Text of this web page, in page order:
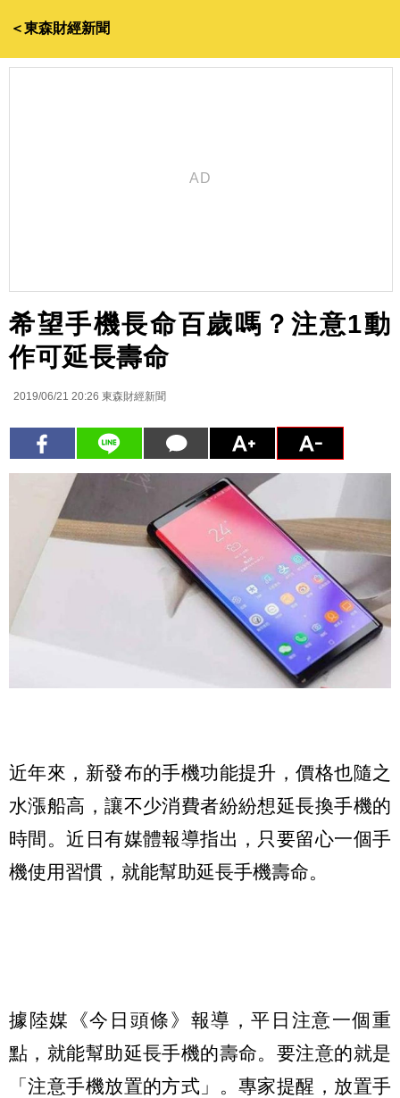
＜東森財經新聞
希望手機長命百歲嗎？注意1動
作可延長壽命
2019/06/21 20:26 東森財經新聞
近年來，新發布的手機功能提升，價格也隨之
水漲船高，讓不少消費者紛紛想延長換手機的
時間。近日有媒體報導指出，只要留心一個手
機使用習慣，就能幫助延長手機壽命。
據陸媒《今日頭條》報導，平日注意一個重
點，就能幫助延長手機的壽命。要注意的就是
「注意手機放置的方式」。專家提醒，放置手